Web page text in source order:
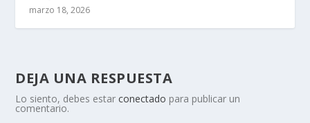
marzo 18, 2026
DEJA UNA RESPUESTA
Lo siento, debes estarconectado para publicar un
comentario.